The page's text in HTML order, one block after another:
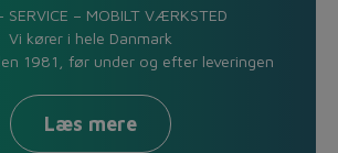
SERVICE – MOBILT VÆRKSTED
Vi kører i hele Danmark
1981, før under og efter leveringen
Læs mere